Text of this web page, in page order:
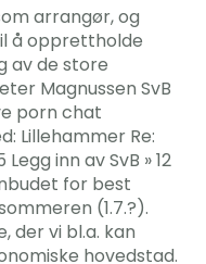
arrangør, og
å opprettholde
av de store
Magnussen SvB
porn chat
Lillehammer Re:
inn av SvB » 12
for best
(1.7.?).
der vi bl.a. kan
hovedstad.